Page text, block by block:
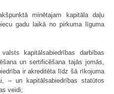
minētajam kapitāla daļu
gadu laikā no pirkuma līguma
kapitālsabiedrības darbības
un sertificēšana tajās jomās,
ir akreditēta līdz šā rīkojuma
– un kapitālsabiedrības statūtos
veidi;